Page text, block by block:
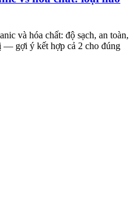
và hóa chất: độ sạch, an toàn,
— gợi ý kết hợp cả 2 cho đúng